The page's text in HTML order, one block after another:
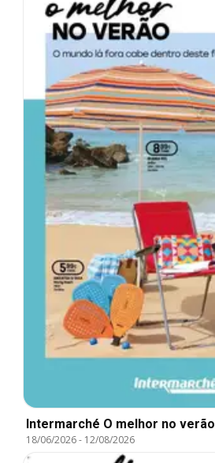
Intermarché O melhor no verão
18/06/2026- 12/08/2026